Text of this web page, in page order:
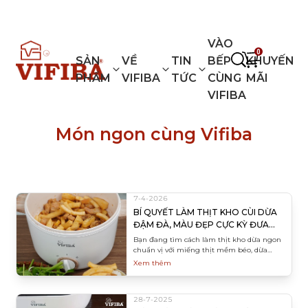
SẢN
PHẨM
VỀ
VIFIBA
TIN
TỨC
VÀO
BẾP
CÙNG
VIFIBA
KHUYẾN
MÃI
0
Món ngon cùng Vifiba
7-4-2026
BÍ QUYẾT LÀM THỊT KHO CÙI DỪA
ĐẬM ĐÀ, MÀU ĐẸP CỰC KỲ ĐƯA
CƠM
Bạn đang tìm cách làm thịt kho dừa ngon
chuẩn vị với miếng thịt mềm béo, dừa
giòn sần sật và màu sắc óng ả? Bài viết này
bữa cơm gia đình thêm đậm đà hấp dẫn
Xem thêm
28-7-2025